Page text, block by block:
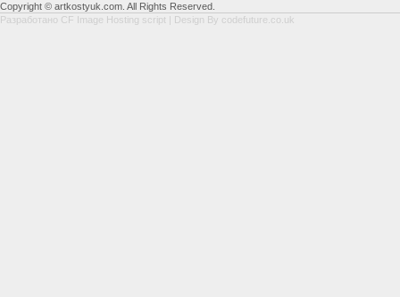
Copyright © artkostyuk.com. All Rights Reserved.
Разработано CF Image Hosting script | Design By codefuture.co.uk